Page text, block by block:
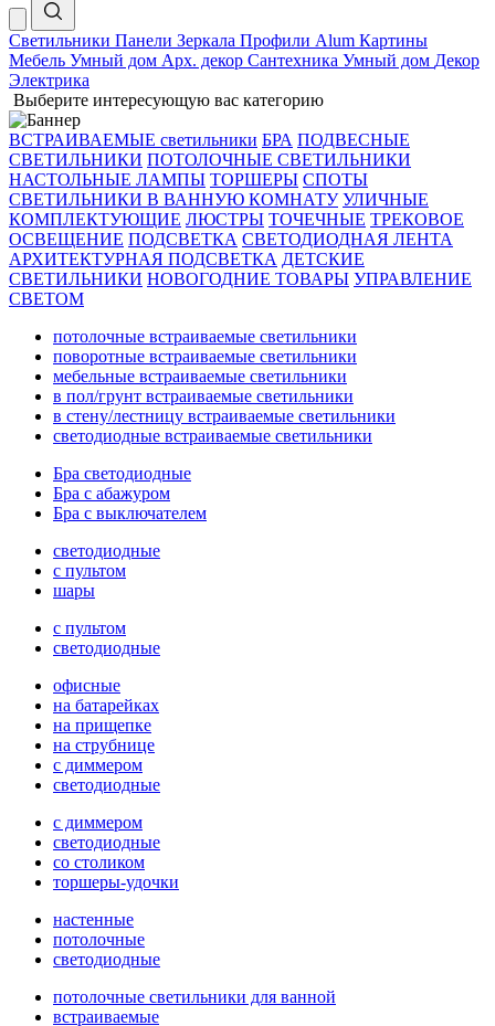
Светильники Панели Зеркала Профили Alum Картины
Мебель Умный дом Арх. декор Сантехника Умный дом Декор
Электрика
Выберите интересующую вас категорию
ВСТРАИВАЕМЫЕ светильники БРА ПОДВЕСНЫЕ
СВЕТИЛЬНИКИ ПОТОЛОЧНЫЕ СВЕТИЛЬНИКИ
НАСТОЛЬНЫЕ ЛАМПЫ ТОРШЕРЫ СПОТЫ
СВЕТИЛЬНИКИ В ВАННУЮ КОМНАТУ УЛИЧНЫЕ
КОМПЛЕКТУЮЩИЕ ЛЮСТРЫ ТОЧЕЧНЫЕ ТРЕКОВОЕ
ОСВЕЩЕНИЕ ПОДСВЕТКА СВЕТОДИОДНАЯ ЛЕНТА
АРХИТЕКТУРНАЯ ПОДСВЕТКА ДЕТСКИЕ
СВЕТИЛЬНИКИ НОВОГОДНИЕ ТОВАРЫ УПРАВЛЕНИЕ
СВЕТОМ
потолочные встраиваемые светильники
поворотные встраиваемые светильники
мебельные встраиваемые светильники
в пол/грунт встраиваемые светильники
в стену/лестницу встраиваемые светильники
светодиодные встраиваемые светильники
Бра светодиодные
Бра с абажуром
Бра с выключателем
светодиодные
с пультом
шары
с пультом
светодиодные
офисные
на батарейках
на прищепке
на струбнице
с диммером
светодиодные
с диммером
светодиодные
со столиком
торшеры-удочки
настенные
потолочные
светодиодные
потолочные светильники для ванной
встраиваемые